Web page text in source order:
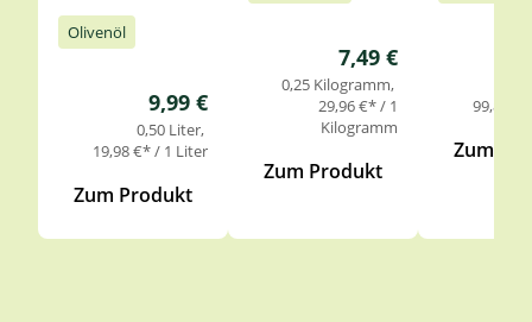
Olivenöl
Regulärer Preis:
9,99 €
0,50 Liter
19,98 €* / 1 Liter
Zum Produkt
Regulärer Preis:
7,49 €
0,25 Kilogramm
29,96 €* / 1
Kilogramm
Zum Produkt
99,85
Zum